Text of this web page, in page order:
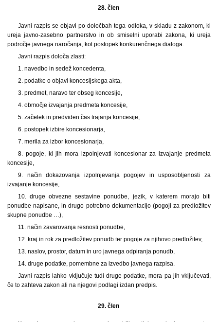
28. člen
Javni razpis se objavi po določbah tega odloka, v skladu z zakonom, ki
ureja javno-zasebno partnerstvo in ob smiselni uporabi zakona, ki ureja
področje javnega naročanja, kot postopek konkurenčnega dialoga.
Javni razpis določa zlasti:
1. navedbo in sedež koncedenta,
2. podatke o objavi koncesijskega akta,
3. predmet, naravo ter obseg koncesije,
4. območje izvajanja predmeta koncesije,
5. začetek in predviden čas trajanja koncesije,
6. postopek izbire koncesionarja,
7. merila za izbor koncesionarja,
8. pogoje, ki jih mora izpolnjevati koncesionar za izvajanje predmeta
koncesije,
9. način dokazovanja izpolnjevanja pogojev in usposobljenosti za
izvajanje koncesije,
10. druge obvezne sestavine ponudbe, jezik, v katerem morajo biti
ponudbe napisane, in drugo potrebno dokumentacijo (pogoji za predložitev
skupne ponudbe …),
11. način zavarovanja resnosti ponudbe,
12. kraj in rok za predložitev ponudb ter pogoje za njihovo predložitev,
13. naslov, prostor, datum in uro javnega odpiranja ponudb,
14. druge podatke, pomembne za izvedbo javnega razpisa.
Javni razpis lahko vključuje tudi druge podatke, mora pa jih vključevati,
če to zahteva zakon ali na njegovi podlagi izdan predpis.
29. člen